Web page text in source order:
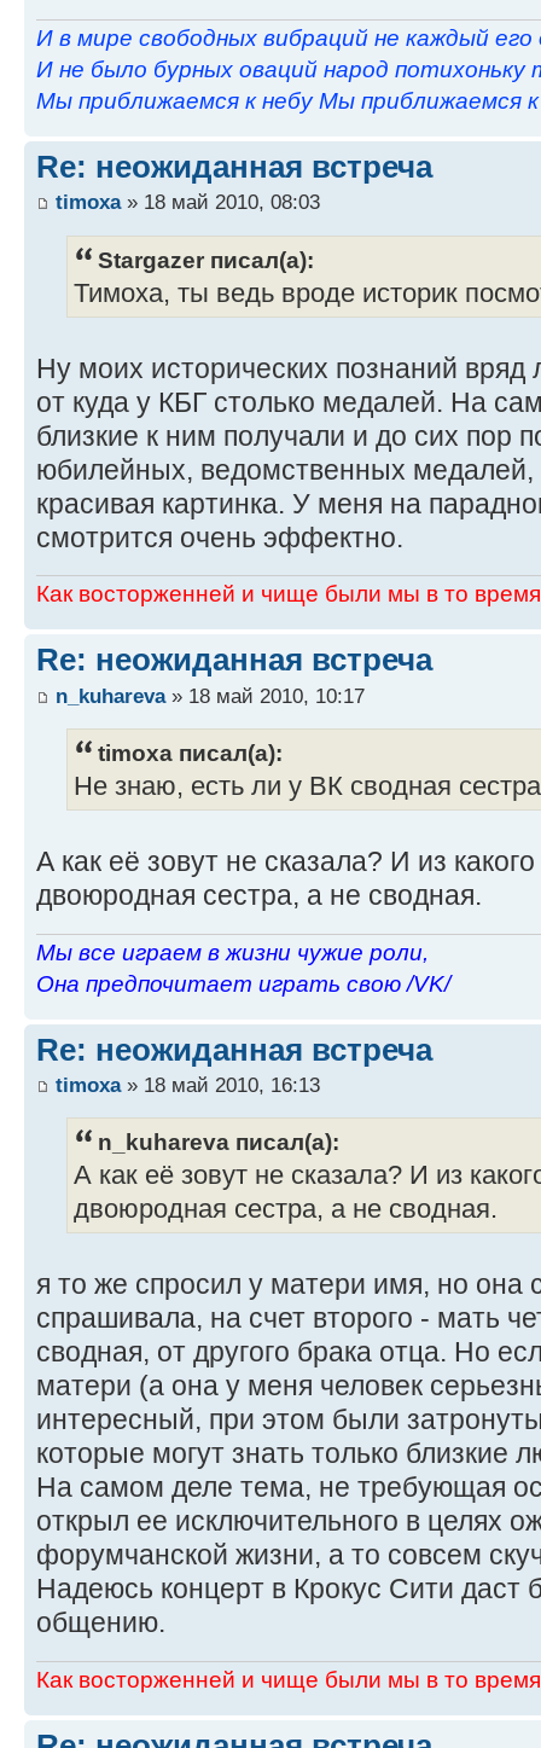
И в мире свободных вибраций не каждый его
И не было бурных оваций народ потихоньку
Мы приближаемся к небу Мы приближаемся к
Re: неожиданная встреча
timoxa» 18 май 2010, 08:03
Stargazer писал(а):
Тимоха, ты ведь вроде историк
Ну моих исторических познаний вряд
от куда у КБГ столько медалей. На
близкие к ним получали и до сих пор
юбилейных, ведомственных медалей,
красивая картинка. У меня на
смотрится очень эффектно.
Как восторженней и чище были мы в то
Re: неожиданная встреча
n_kuhareva» 18 май 2010, 10:17
timoxa писал(а):
Не знаю, есть ли у ВК сводная
А как её зовут не сказала? И из
двоюродная сестра, а не сводная.
Мы все играем в жизни чужие роли,
Она предпочитает играть свою /VK/
Re: неожиданная встреча
timoxa» 18 май 2010, 16:13
n_kuhareva писал(а):
А как её зовут не сказала? И из
двоюродная сестра, а не сводная.
я то же спросил у матери имя, но она
спрашивала, на счет второго - мать
сводная, от другого брака отца. Но
матери (а она у меня человек
интересный, при этом были
которые могут знать только близкие
На самом деле тема, не требующая
открыл ее исключительного в целях
форумчанской жизни, а то совсем
Надеюсь концерт в Крокус Сити даст
общению.
Как восторженней и чище были мы в то